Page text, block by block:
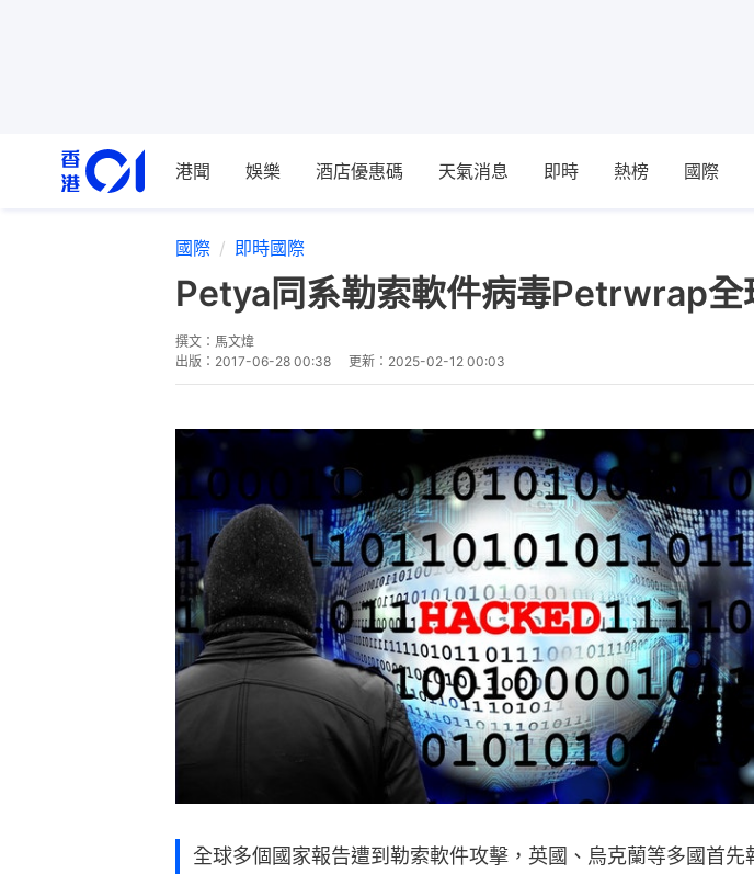
港聞 娛樂 酒店優惠碼 天氣消息 即時 熱榜 國際
國際 即時國際
Petya同系勒索軟件病毒Petrwrap
撰文： 馬文煒
出版： 2017-06-28 00:38 更新： 2025-02-12 00:03
全球多個國家報告遭到勒索軟件攻擊，英國、烏克蘭等多國首先